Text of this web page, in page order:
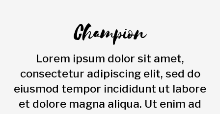
Champion
Lorem ipsum dolor sit amet,
consectetur adipiscing elit, sed do
eiusmod tempor incididunt ut labore
et dolore magna aliqua. Ut enim ad